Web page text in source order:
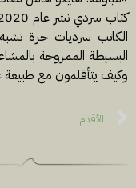
الكاتب سرديات حرة تشبه
البسيطة الممزوجة
وكيف يتأقلمون مع طبيعة
الأقدم